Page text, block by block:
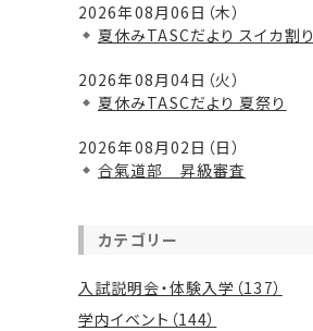
2026年08月06日（木）
夏休みTASCだより スイカ割り
2026年08月04日（火）
夏休みTASCだより 夏祭り
2026年08月02日（日）
合氣道部 昇級審査
カテゴリー
入試説明会・体験入学（137）
学内イベント（144）